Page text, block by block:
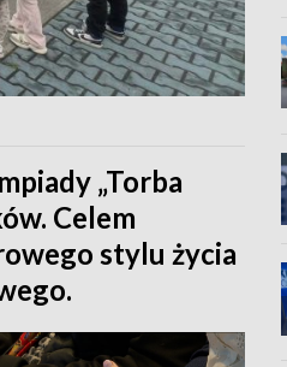
„Torba
Celem
stylu życia